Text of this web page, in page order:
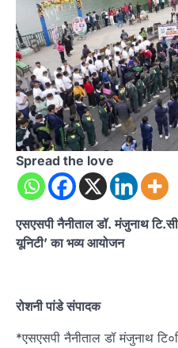
Spread the love
एसएसपी नैनीताल डॉ. मंजुनाथ
यूनिटी’ का भव्य आयोजन
रोशनी पांडे संपादक
*एसएसपी नैनीताल डॉ मंजुनाथ